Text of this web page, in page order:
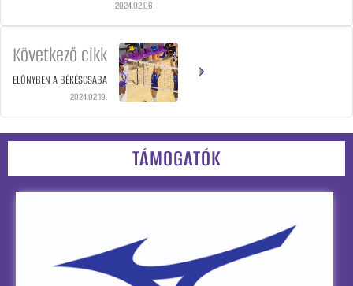
2024.02.06.
Következő cikk
2024.02.19.
ELŐNYBEN A BÉKÉSCSABA
TÁMOGATÓK